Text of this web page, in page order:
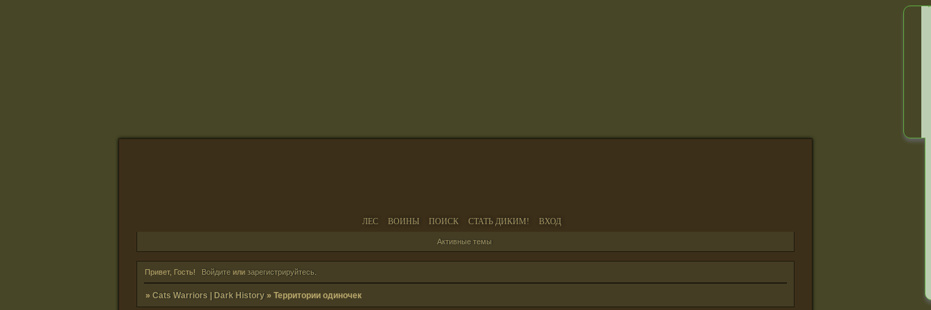
ЛЕС ВОИНЫ ПОИСК СТАТЬ ДИКИМ! ВХОД
Активные темы
Привет, Гость! Войдитеили зарегистрируйтесь
»Cats Warriors | Dark History »Территории одиночек